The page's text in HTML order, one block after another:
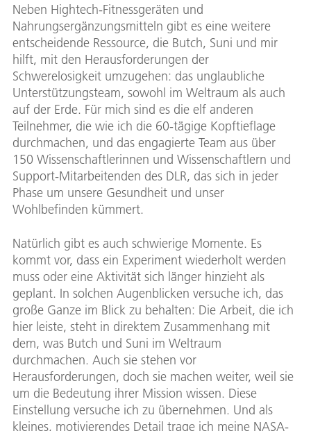
Neben Hightech-Fitnessgeräten und
Nahrungsergänzungsmitteln gibt es eine weitere
entscheidende Ressource, die Butch, Suni und mir
hilft, mit den Herausforderungen der
Schwerelosigkeit umzugehen: das unglaubliche
Unterstützungsteam, sowohl im Weltraum als auch
auf der Erde. Für mich sind es die elf anderen
Teilnehmer, die wie ich die 60-tägige Kopftieflage
durchmachen, und das engagierte Team aus über
150 Wissenschaftlerinnen und Wissenschaftlern und
Support-Mitarbeitenden des DLR, das sich in jeder
Phase um unsere Gesundheit und unser
Wohlbefinden kümmert.
Natürlich gibt es auch schwierige Momente. Es
kommt vor, dass ein Experiment wiederholt werden
muss oder eine Aktivität sich länger hinzieht als
geplant. In solchen Augenblicken versuche ich, das
große Ganze im Blick zu behalten: Die Arbeit, die ich
hier leiste, steht in direktem Zusammenhang mit
dem, was Butch und Suni im Weltraum
durchmachen. Auch sie stehen vor
Herausforderungen, doch sie machen weiter, weil sie
um die Bedeutung ihrer Mission wissen. Diese
Einstellung versuche ich zu übernehmen. Und als
kleines, motivierendes Detail trage ich meine NASA-